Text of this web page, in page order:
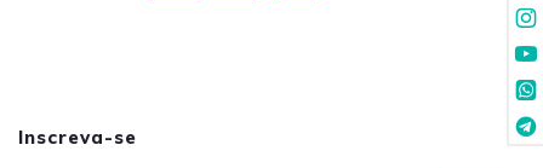
Inscreva-se